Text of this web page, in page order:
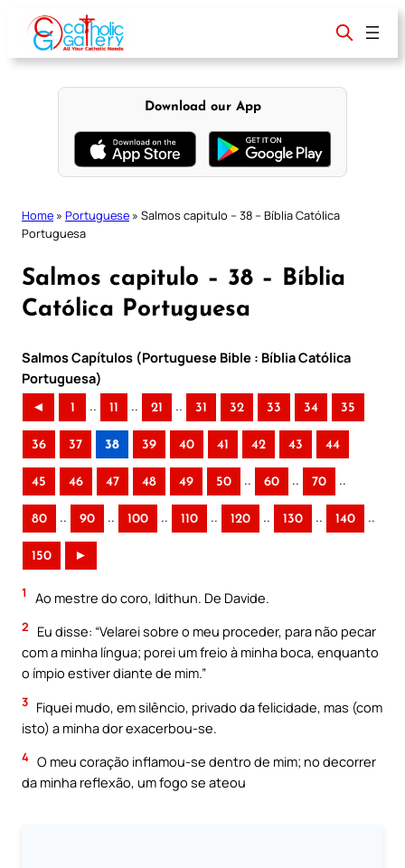
content
Download our App
Home » Portuguese » Salmos capitulo – 38 – Bíblia Católica
Portuguesa
Salmos capitulo – 38 – Bíblia
Católica Portuguesa
Salmos Capítulos (Portuguese Bible : Bíblia Católica
Portuguesa)
◄ 1 .. 11 .. 21 .. 31 32 33 34 35
36 37 38 39 40 41 42 43 44
45 46 47 48 49 50 .. 60 .. 70 ..
80 .. 90 .. 100 .. 110 .. 120 .. 130 .. 140 ..
150 ►
1 Ao mestre do coro, Idithun. De Davide.
2
Eu disse: “Velarei sobre o meu proceder, para não pecar
com a minha língua; porei um freio à minha boca, enquanto
o ímpio estiver diante de mim.”
3 Fiquei mudo, em silêncio, privado da felicidade, mas (com
isto) a minha dor exacerbou-se.
4 O meu coração inflamou-se dentro de mim; no decorrer
da minha reflexão, um fogo se ateou